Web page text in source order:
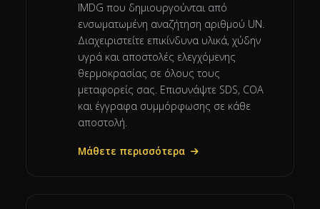
IMDG που δημιουργούνται από
ενσωματωμένη αναζήτηση αριθμού UN.
Διαχειριστείτε επικίνδυνα υλικά, χύδην
υγρά και αποστολές ελεγχόμενης
θερμοκρασίας σε όλους τους
μεταφορείς σας. Επισυνάψτε SDS, COA
και έγγραφα συμμόρφωσης σε κάθε
αποστολή.
Μάθετε περισσότερα